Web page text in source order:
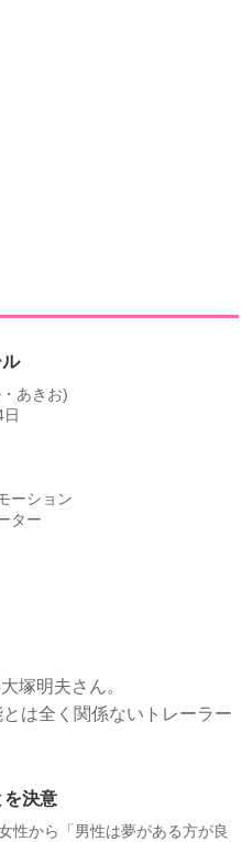
あきお)
ーション
ター
塚明夫さん。
は全く関係ないトレーラー
を決意
性から「男性は夢がある方が良